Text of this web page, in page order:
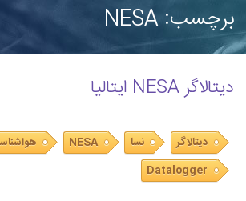
برچسب: NESA
دیتالاگر NESA ایتالیا
دیتالاگر نسا NESA
Datalogger